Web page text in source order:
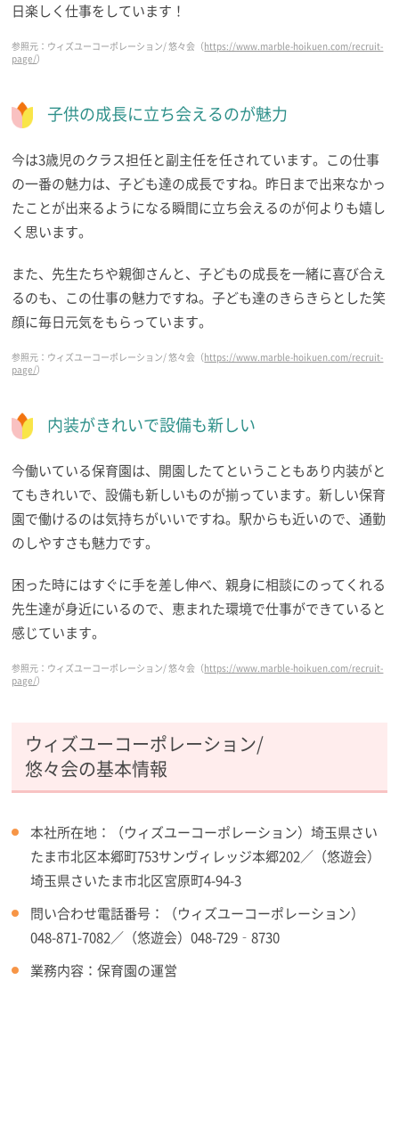
日楽しく仕事をしています！
参照元：ウィズユーコーポレーション/ 悠々会（https://www.marble-hoikuen.com/recruit-
page/）
子供の成長に立ち会えるのが魅力
今は3歳児のクラス担任と副主任を任されています。この仕事
の一番の魅力は、子ども達の成長ですね。昨日まで出来なかっ
たことが出来るようになる瞬間に立ち会えるのが何よりも嬉し
く思います。
また、先生たちや親御さんと、子どもの成長を一緒に喜び合え
るのも、この仕事の魅力ですね。子ども達のきらきらとした笑
顔に毎日元気をもらっています。
参照元：ウィズユーコーポレーション/ 悠々会（https://www.marble-hoikuen.com/recruit-
page/）
内装がきれいで設備も新しい
今働いている保育園は、開園したてということもあり内装がと
てもきれいで、設備も新しいものが揃っています。新しい保育
園で働けるのは気持ちがいいですね。駅からも近いので、通勤
のしやすさも魅力です。
困った時にはすぐに手を差し伸べ、親身に相談にのってくれる
先生達が身近にいるので、恵まれた環境で仕事ができていると
感じています。
参照元：ウィズユーコーポレーション/ 悠々会（https://www.marble-hoikuen.com/recruit-
page/）
ウィズユーコーポレーション/
悠々会の基本情報
本社所在地：（ウィズユーコーポレーション）埼玉県さい
たま市北区本郷町753サンヴィレッジ本郷202／（悠遊会）
埼玉県さいたま市北区宮原町4-94-3
問い合わせ電話番号：（ウィズユーコーポレーション）
048-871-7082／（悠遊会）048-729‐8730
業務内容：保育園の運営